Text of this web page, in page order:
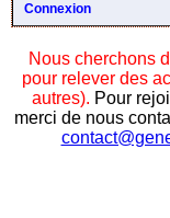
Connexion
Nous cherchons
pour relever des
autres). Pour
merci de nous